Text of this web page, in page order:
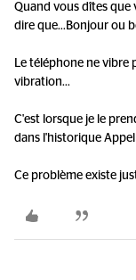
Quand vous dîtes que
dire que...Bonjour ou
Le téléphone ne vibre
vibration...
C'est lorsque je le
dans l'historique
Ce problème existe